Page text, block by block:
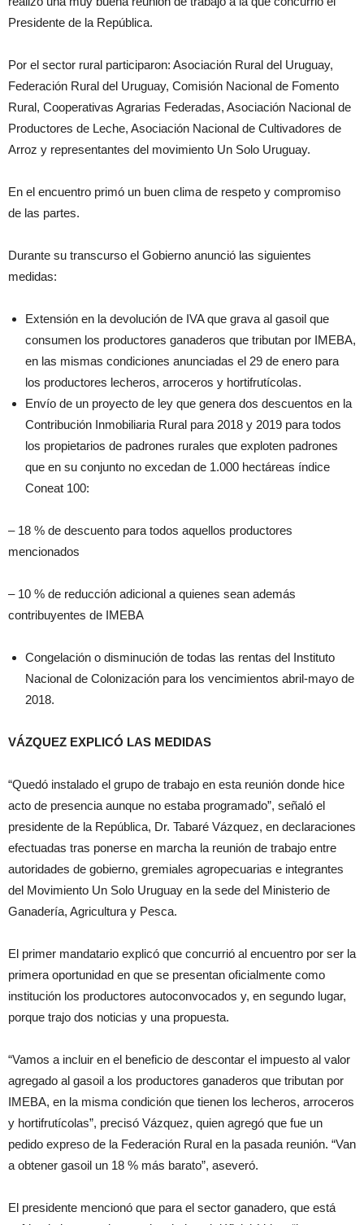
Presidente de la República.
Por el sector rural participaron: Asociación Rural del Uruguay,
Federación Rural del Uruguay, Comisión Nacional de Fomento
Rural, Cooperativas Agrarias Federadas, Asociación Nacional de
Productores de Leche, Asociación Nacional de Cultivadores de
Arroz y representantes del movimiento Un Solo Uruguay.
En el encuentro primó un buen clima de respeto y compromiso
de las partes.
Durante su transcurso el Gobierno anunció las siguientes
medidas:
Extensión en la devolución de IVA que grava al gasoil que
consumen los productores ganaderos que tributan por IMEBA,
en las mismas condiciones anunciadas el 29 de enero para
los productores lecheros, arroceros y hortifrutícolas.
Envío de un proyecto de ley que genera dos descuentos en la
Contribución Inmobiliaria Rural para 2018 y 2019 para todos
los propietarios de padrones rurales que exploten padrones
que en su conjunto no excedan de 1.000 hectáreas índice
Coneat 100:
– 18 % de descuento para todos aquellos productores
mencionados
– 10 % de reducción adicional a quienes sean además
contribuyentes de IMEBA
Congelación o disminución de todas las rentas del Instituto
Nacional de Colonización para los vencimientos abril-mayo de
2018.
VÁZQUEZ EXPLICÓ LAS MEDIDAS
“Quedó instalado el grupo de trabajo en esta reunión donde hice
acto de presencia aunque no estaba programado”, señaló el
presidente de la República, Dr. Tabaré Vázquez, en declaraciones
efectuadas tras ponerse en marcha la reunión de trabajo entre
autoridades de gobierno, gremiales agropecuarias e integrantes
del Movimiento Un Solo Uruguay en la sede del Ministerio de
Ganadería, Agricultura y Pesca.
El primer mandatario explicó que concurrió al encuentro por ser la
primera oportunidad en que se presentan oficialmente como
institución los productores autoconvocados y, en segundo lugar,
porque trajo dos noticias y una propuesta.
“Vamos a incluir en el beneficio de descontar el impuesto al valor
agregado al gasoil a los productores ganaderos que tributan por
IMEBA, en la misma condición que tienen los lecheros, arroceros
y hortifrutícolas”, precisó Vázquez, quien agregó que fue un
pedido expreso de la Federación Rural en la pasada reunión. “Van
a obtener gasoil un 18 % más barato”, aseveró.
El presidente mencionó que para el sector ganadero, que está